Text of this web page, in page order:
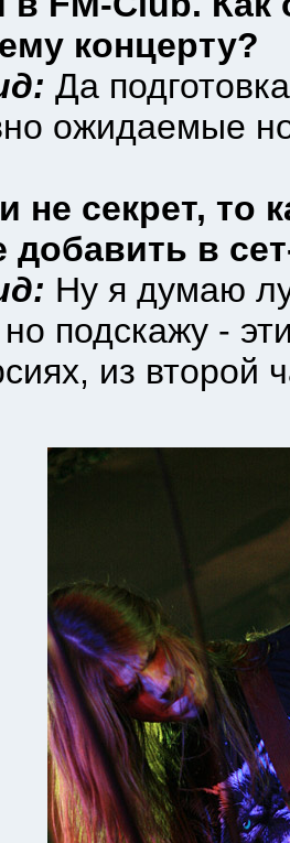
концерту?
Да
ожидаемые
не секрет, то
добавить в
Ну я думаю
подскажу -
из второй